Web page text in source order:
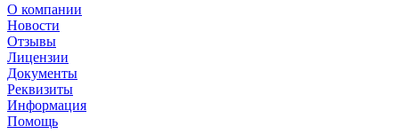
О компании
Новости
Отзывы
Лицензии
Документы
Реквизиты
Информация
Помощь